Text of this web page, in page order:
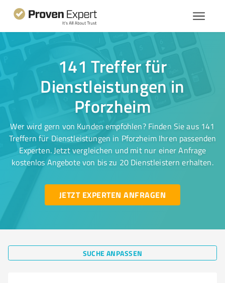
141 Treffer für
Dienstleistungen in
Pforzheim
Wer wird gern von Kunden empfohlen? Finden Sie aus 141
Treffern für Dienstleistungen in Pforzheim Ihren passenden
Experten. Jetzt vergleichen und mit nur einer Anfrage
kostenlos Angebote von bis zu 20 Dienstleistern erhalten.
JETZT EXPERTEN ANFRAGEN
SUCHE ANPASSEN